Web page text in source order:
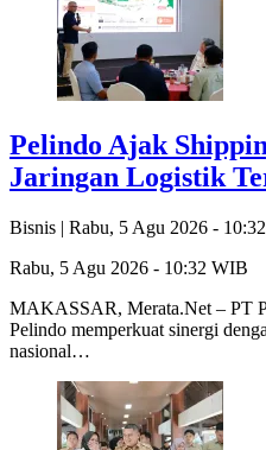
Pelindo Ajak
Jaringan Logistik
Bisnis | Rabu, 5 Agu 2026 -
Rabu, 5 Agu 2026 - 10:32 WIB
MAKASSAR, Merata.Net – PT
Pelindo memperkuat sinergi
nasional…